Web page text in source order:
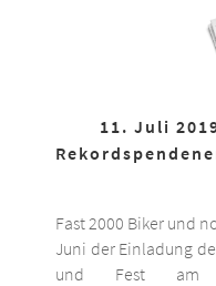
11. Juli
Fast 2000 Biker und
Juni der Einladung
und Fest am